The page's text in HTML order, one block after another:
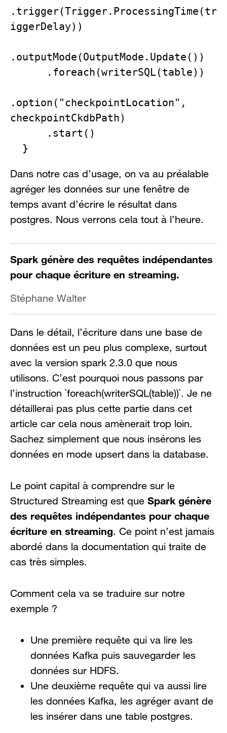
.trigger(Trigger.ProcessingTime(tr
iggerDelay))
.outputMode(OutputMode.Update())
.option("checkpointLocation",
checkpointCkdbPath)
  }
Dans notre cas d’usage, on va au préalable
agréger les données sur une fenêtre de
temps avant d’écrire le résultat dans
postgres. Nous verrons cela tout à l’heure.
Spark génère des requêtes indépendantes
pour chaque écriture en streaming.
Stéphane Walter
Dans le détail, l’écriture dans une base de
données est un peu plus complexe, surtout
avec la version spark 2.3.0 que nous
utilisons. C’est pourquoi nous passons par
l’instruction `foreach(writerSQL(table))`. Je ne
détaillerai pas plus cette partie dans cet
article car cela nous amènerait trop loin.
Sachez simplement que nous insérons les
données en mode upsert dans la database.
Le point capital à comprendre sur le
Structured Streaming est que Spark génère
des requêtes indépendantes pour chaque
écriture en streaming. Ce point n’est jamais
abordé dans la documentation qui traite de
cas très simples.
Comment cela va se traduire sur notre
exemple ?
Une première requête qui va lire les
données Kafka puis sauvegarder les
données sur HDFS.
Une deuxième requête qui va aussi lire
les données Kafka, les agréger avant de
les insérer dans une table postgres.